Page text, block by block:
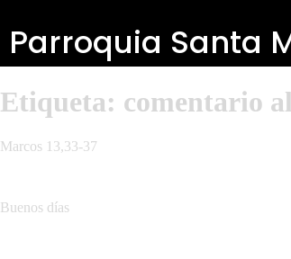
Parroquia Santa
Etiqueta: comentario
Marcos 13,33-37
Buenos días